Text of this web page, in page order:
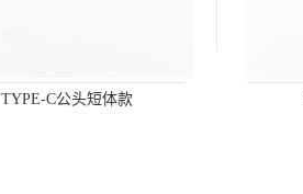
TYPE-C公头短体款